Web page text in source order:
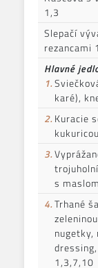
1,3
Slepačí
rezancami
Hlavné
1.
karé),
2. Kuracie
3.
s
4.Trhané
nugetky,
1,3,7,10